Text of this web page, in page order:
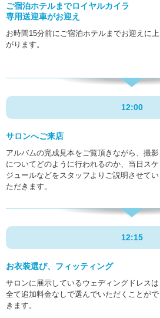
ご宿泊ホテルまでロイヤルカイラ
専用送迎車がお迎え
お時間15分前にご宿泊ホテルまでお迎えに上
がります。
12:00
サロンへご来店
アルバムの完成見本をご覧頂きながら、撮影
についてどのように行われるのか、 当日スケ
ジュールなどをスタッフよりご説明させてい
ただきます。
12:15
お衣装選び、フィッティング
サロンに展示しているウェディングドレスは
全て追加料金なしで選んでいただくことがで
きます。